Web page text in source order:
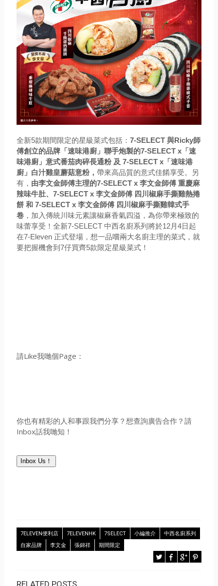
全新5款期間限定的星級菜式包括： 7-SELECT 與Ricky師
傅創立的品牌「速味港廚」聯手炮製的7-SELECT x「速
味港廚」意式番茄肉碎長通粉 及 7-SELECT x「速味港
廚」白汁雞皇蘑菇意粉， 帶來高品質的意式佳餚享受。另
有， 由李文金師傅主理的7-SELECT x 李文金師傅 重慶麻
辣味牛肚、7-SELECT x 李文金師傅 四川椒麻手撕雞熱捲
餅 和 7-SELECT x 李文金師傅 四川椒麻手撕雞韓式手
卷，加入傳統川味元素讓椒麻香氣四溢，為你帶來極致的
味蕾享受！ 全新7-SELECT 中西名廚系列將於12月4日起
在7-Eleven 正式登場， 想一品嚐兩大名廚主理的菜式，就
要把握機會到7仔買齊5款限定星級菜式！
請Like我哋個Page：
你也有精彩的人和事跟我們分享？想查詢廣告合作？請
Inbox話我哋知！
Inbox Us！
7ELEVEN便利店 7ELEVENHK 7SELECT 小編推介
中西名廚系列
自家品牌
李文金 張錦祥 期間限定